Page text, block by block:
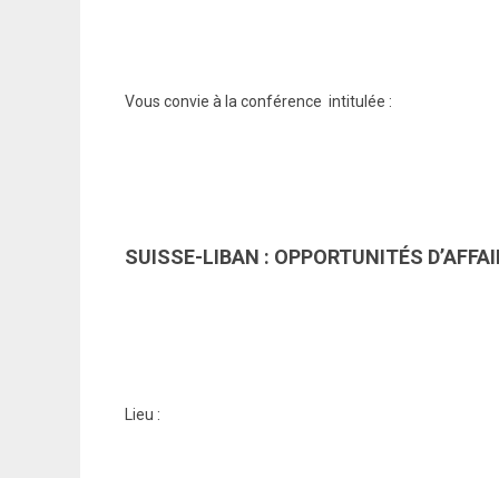
Vous convie à la conférence intitulée :
SUISSE-LIBAN : OPPORTUNITÉS
Lieu :